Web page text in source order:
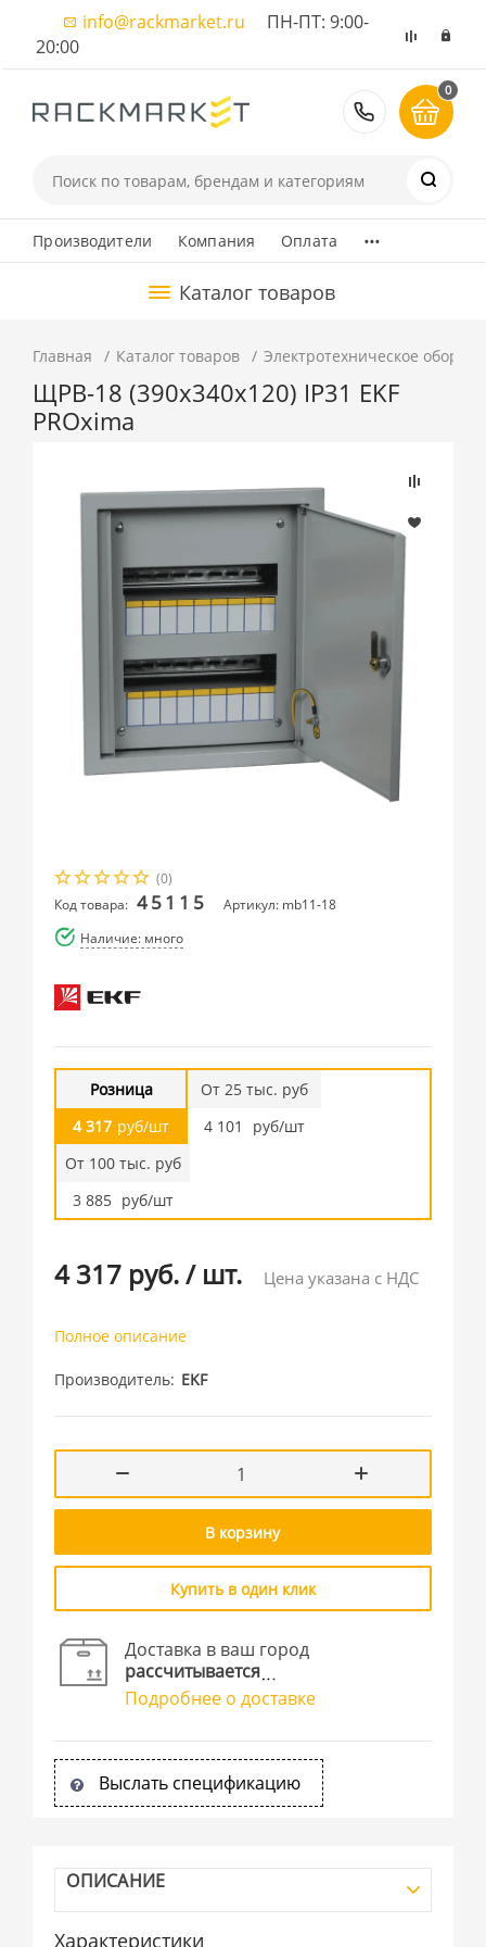
info@rackmarket.ru ПН-ПТ: 9:00-
20:00
8 (495)
0
Производители Компания Оплата ...
Каталог товаров
Главная Каталог товаров Электротехническое
ЩРВ-18 (390х340х120) IP31 EKF
PROxima
(0)
Код товара: 45115
Артикул: mb11-18
Наличие: много
Розница
4 317 руб/шт
От 25 тыс. руб
4 101
руб/шт
От 100 тыс. руб
3 885 руб/шт
4 317 руб./ шт. Цена указана с НДС
Полное описание
Производитель EKF
В корзину
Купить в один клик
Доставка в ваш город
рассчитывается
Подробнее о доставке
Выслать спецификацию
ОПИСАНИЕ
Характеристики